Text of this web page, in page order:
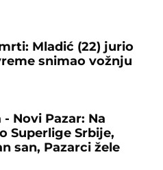
Mladić (22) jurio
snimao vožnju
- Novi Pazar: Na
Superlige Srbije,
san, Pazarci žele